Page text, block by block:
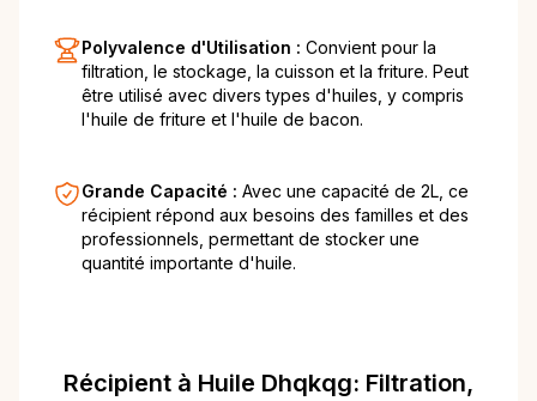
Polyvalence d'Utilisation : Convient pour la
filtration, le stockage, la cuisson et la friture. Peut
être utilisé avec divers types d'huiles, y compris
l'huile de friture et l'huile de bacon.
Grande Capacité : Avec une capacité de 2L, ce
récipient répond aux besoins des familles et des
professionnels, permettant de stocker une
quantité importante d'huile.
Récipient à Huile Dhqkqg: Filtration,